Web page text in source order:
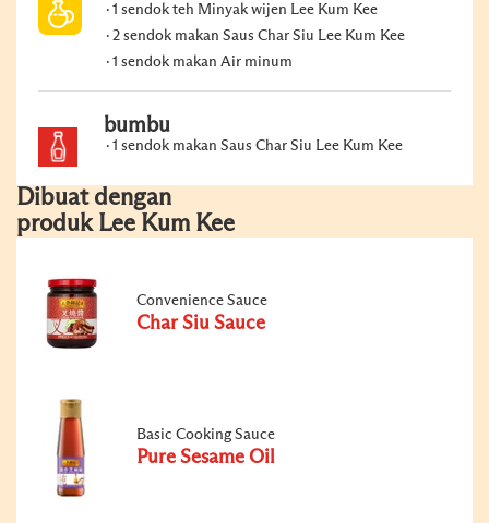
1 sendok teh Minyak wijen Lee Kum Kee
2 sendok makan Saus Char Siu Lee Kum Kee
1 sendok makan Air minum
bumbu
1 sendok makan Saus Char Siu Lee Kum Kee
Dibuat dengan
produk Lee Kum Kee
Convenience Sauce
Char Siu Sauce
Basic Cooking Sauce
Pure Sesame Oil